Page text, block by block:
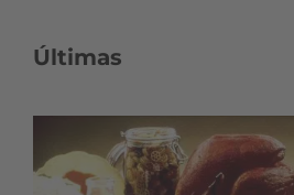
Últimas